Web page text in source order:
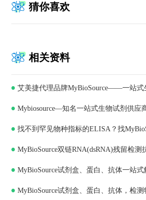
猜你喜欢
相关资料
艾美捷代理品牌MyBioSource——一站式
Mybiosource—知名一站式生物试剂供应
找不到罕见物种指标的ELISA？找
MyBioSource双链RNA(dsRNA)残留检测
J5）和ELISA试剂盒
MyBioSource试剂盒、蛋白、抗体一站式
MyBioSource试剂盒、蛋白、抗体，检